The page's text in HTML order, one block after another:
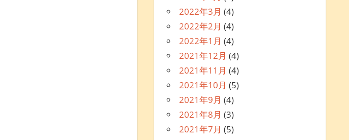
2022年3月 (4)
2022年2月 (4)
2022年1月 (4)
2021年12月 (4)
2021年11月 (4)
2021年10月 (5)
2021年9月 (4)
2021年8月 (3)
2021年7月 (5)